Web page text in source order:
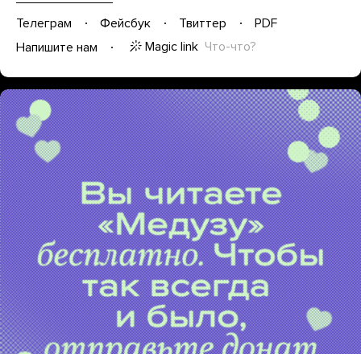
Телеграм Фейсбук Твиттер
PDF
Напишите нам
Magic link Что-что?